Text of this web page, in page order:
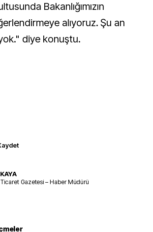
Bakanlığımızın
alıyoruz. Şu an
diye konuştu.
Gazetesi – Haber Müdürü